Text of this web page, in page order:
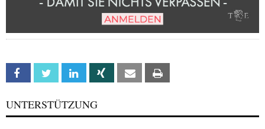
Facebook Twitter Linkedin Xing Email
UNTERSTÜTZUNG